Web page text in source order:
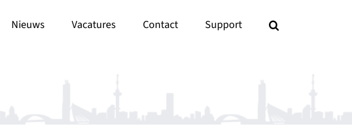
Nieuws Vacatures Contact Support